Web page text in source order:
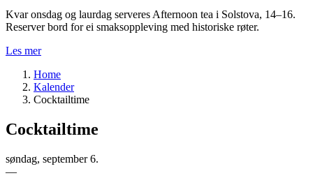
Kvar onsdag og laurdag serveres Afternoon tea i Solstova, 14–16.
Reserver bord for ei smaksoppleving med historiske røter.
Les mer
Home
Kalender
Cocktailtime
Cocktailtime
søndag, september 6.
—